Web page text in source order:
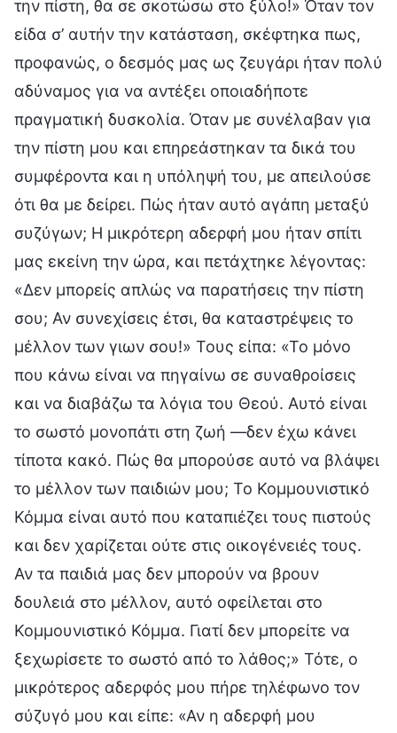
την πίστη, θα σε σκοτώσω στο ξύλο!» Όταν τον
είδα σ’ αυτήν την κατάσταση, σκέφτηκα πως,
προφανώς, ο δεσμός μας ως ζευγάρι ήταν πολύ
αδύναμος για να αντέξει οποιαδήποτε
πραγματική δυσκολία. Όταν με συνέλαβαν για
την πίστη μου και επηρεάστηκαν τα δικά του
συμφέροντα και η υπόληψή του, με απειλούσε
ότι θα με δείρει. Πώς ήταν αυτό αγάπη μεταξύ
συζύγων; Η μικρότερη αδερφή μου ήταν σπίτι
μας εκείνη την ώρα, και πετάχτηκε λέγοντας:
«Δεν μπορείς απλώς να παρατήσεις την πίστη
σου; Αν συνεχίσεις έτσι, θα καταστρέψεις το
μέλλον των γιων σου!» Τους είπα: «Το μόνο
που κάνω είναι να πηγαίνω σε συναθροίσεις
και να διαβάζω τα λόγια του Θεού. Αυτό είναι
το σωστό μονοπάτι στη ζωή —δεν έχω κάνει
τίποτα κακό. Πώς θα μπορούσε αυτό να βλάψει
το μέλλον των παιδιών μου; Το Κομμουνιστικό
Κόμμα είναι αυτό που καταπιέζει τους πιστούς
και δεν χαρίζεται ούτε στις οικογένειές τους.
Αν τα παιδιά μας δεν μπορούν να βρουν
δουλειά στο μέλλον, αυτό οφείλεται στο
Κομμουνιστικό Κόμμα. Γιατί δεν μπορείτε να
ξεχωρίσετε το σωστό από το λάθος;» Τότε, ο
μικρότερος αδερφός μου πήρε τηλέφωνο τον
σύζυγό μου και είπε: «Αν η αδερφή μου